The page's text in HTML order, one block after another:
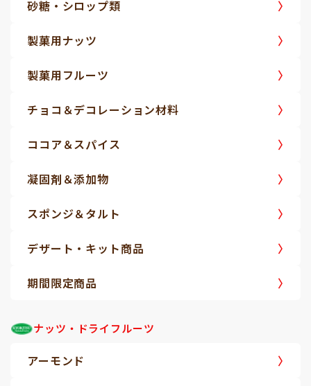
砂糖・シロップ類
製菓用ナッツ
製菓用フルーツ
チョコ＆デコレーション材料
ココア＆スパイス
凝固剤＆添加物
スポンジ＆タルト
デザート・キット商品
期間限定商品
ナッツ・ドライフルーツ
アーモンド